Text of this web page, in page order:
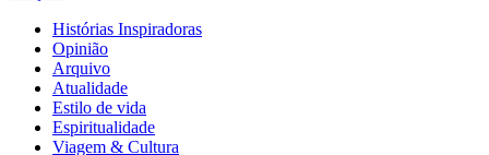
Histórias Inspiradoras
Opinião
Arquivo
Atualidade
Estilo de vida
Espiritualidade
Viagem & Cultura